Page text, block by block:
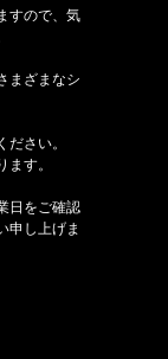
すので、気
まざまなシ
さい。
す。
日をご確認
申し上げま